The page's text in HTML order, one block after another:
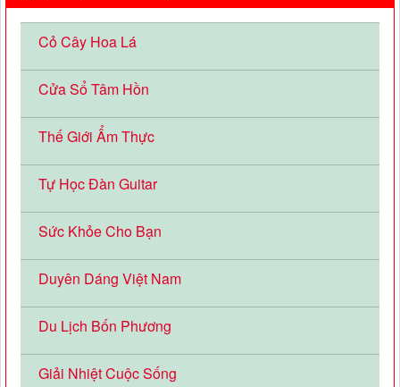
Cỏ Cây Hoa Lá
Cửa Sổ Tâm Hồn
Thế Giới Ẩm Thực
Tự Học Đàn Guitar
Sức Khỏe Cho Bạn
Duyên Dáng Việt Nam
Du Lịch Bốn Phương
Giải Nhiệt Cuộc Sống